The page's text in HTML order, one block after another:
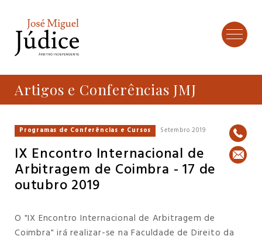
Artigos e Conferências JMJ
Programas de Conferências e Cursos Setembro 2019
IX Encontro Internacional de
Arbitragem de Coimbra - 17 de
outubro 2019
O "IX Encontro Internacional de Arbitragem de
Coimbra" irá realizar-se na Faculdade de Direito da